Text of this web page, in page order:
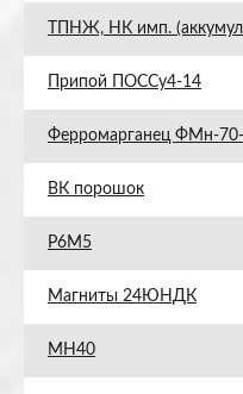
ТПНЖ, НК имп.
Припой ПОССу4-14
Ферромарганец ФМн-
ВК порошок
Р6М5
Магниты 24ЮНДК
МН40